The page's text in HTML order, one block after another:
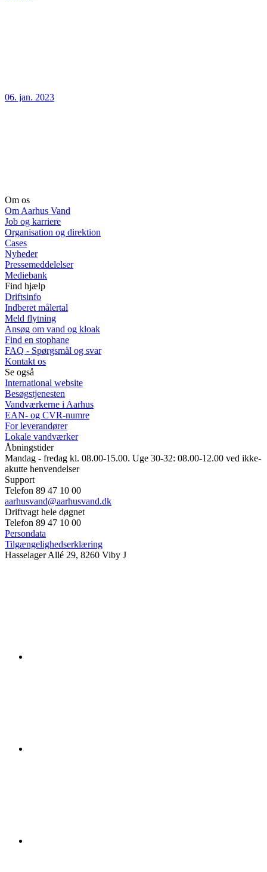
06. jan. 2023
Om os
Om Aarhus Vand
Job og karriere
Organisation og direktion
Cases
Nyheder
Pressemeddelelser
Mediebank
Find hjælp
Driftsinfo
Indberet målertal
Meld flytning
Ansøg om vand og kloak
Find en stophane
FAQ - Spørgsmål og svar
Kontakt os
Se også
International website
Besøgstjenesten
Vandværkerne i Aarhus
EAN- og CVR-numre
For leverandører
Lokale vandværker
Åbningstider
Mandag - fredag kl. 08.00-15.00. Uge 30-32: 08.00-12.00 ved ikke-
akutte henvendelser
Support
Telefon 89 47 10 00
aarhusvand@aarhusvand.dk
Driftvagt hele døgnet
Telefon 89 47 10 00
Persondata
Tilgængelighedserklæring
Hasselager Allé 29, 8260 Viby J